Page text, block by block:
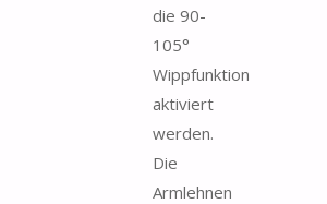
die 90-
105°
Wippfunktion
aktiviert
werden.
Die
Armlehnen